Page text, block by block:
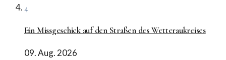
4
Ein Missgeschick auf den Straßen des Wetteraukreises
09. Aug. 2026